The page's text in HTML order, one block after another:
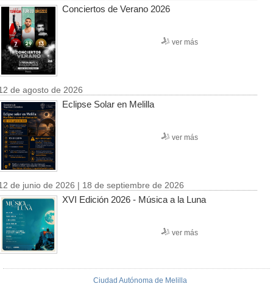
Conciertos de Verano 2026
ver más
de agosto de 2026
Eclipse Solar en Melilla
ver más
de junio de 2026 | 18 de septiembre de 2026
XVI Edición 2026 - Música a la Luna
ver más
Ciudad Autónoma de Melilla